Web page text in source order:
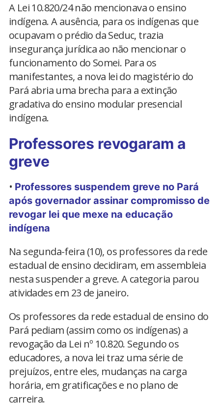
A Lei 10.820/24 não mencionava o ensino
indígena. A ausência, para os indígenas que
ocupavam o prédio da Seduc, trazia
insegurança jurídica ao não mencionar o
funcionamento do Somei. Para os
manifestantes, a nova lei do magistério do
Pará abria uma brecha para a extinção
gradativa do ensino modular presencial
indígena.
Professores revogaram a
greve
• Professores suspendem greve no Pará
após governador assinar compromisso de
revogar lei que mexe na educação
indígena
Na segunda-feira (10), os professores da rede
estadual de ensino decidiram, em assembleia
nesta suspender a greve. A categoria parou
atividades em 23 de janeiro.
Os professores da rede estadual de ensino do
Pará pediam (assim como os indígenas) a
revogação da Lei nº 10.820. Segundo os
educadores, a nova lei traz uma série de
prejuízos, entre eles, mudanças na carga
horária, em gratificações e no plano de
carreira.